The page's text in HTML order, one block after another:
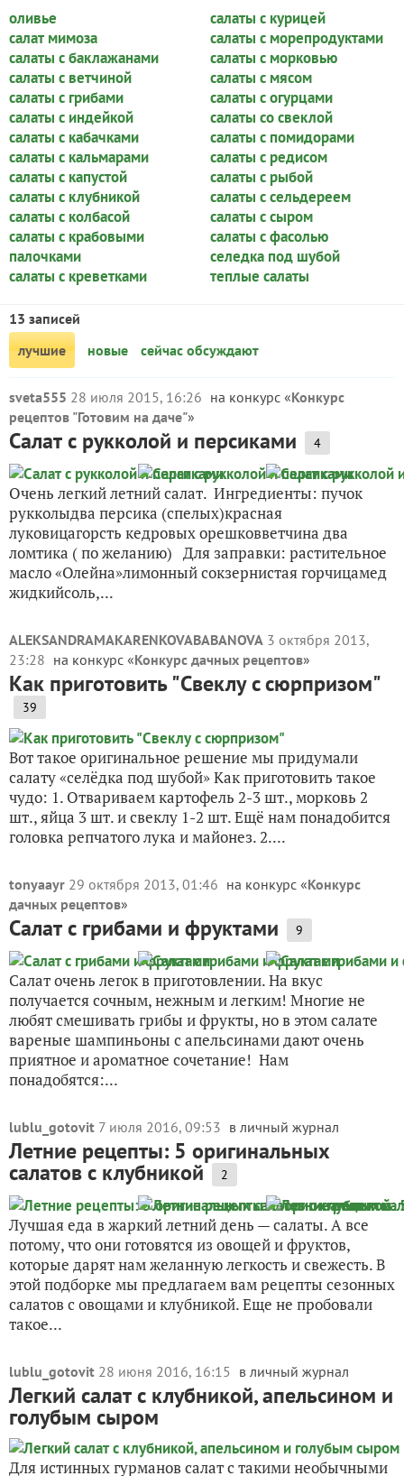
оливье
салат мимоза
салаты с баклажанами
салаты с ветчиной
салаты с грибами
салаты с индейкой
салаты с кабачками
салаты с кальмарами
салаты с капустой
салаты с клубникой
салаты с колбасой
салаты с крабовыми
палочками
салаты с креветками
салаты с курицей
салаты с морепродуктами
салаты с морковью
салаты с мясом
салаты с огурцами
салаты со свеклой
салаты с помидорами
салаты с редисом
салаты с рыбой
салаты с сельдереем
салаты с сыром
салаты с фасолью
селедка под шубой
теплые салаты
13 записей
лучшие
новые сейчас обсуждают
sveta555 28 июля 2015, 16:26 на конкурс «Конкурс
рецептов "Готовим на даче"»
Салат с рукколой и персиками 4
Очень легкий летний салат. Ингредиенты: пучок
рукколыдва персика (спелых)красная
луковицагорсть кедровых орешковветчина два
ломтика ( по желанию) Для заправки: растительное
масло «Олейна»лимонный сокзернистая горчицамед
жидкийсоль,...
ALEKSANDRAMAKARENKOVABABANOVA 3 октября 2013,
23:28 на конкурс «Конкурс дачных рецептов»
Как приготовить "Свеклу c сюрпризом"
39
Вот такое оригинальное решение мы придумали
салату «селёдка под шубой» Как приготовить такое
чудо: 1. Отвариваем картофель 2-3 шт., морковь 2
шт., яйца 3 шт. и свеклу 1-2 шт. Ещё нам понадобится
головка репчатого лука и майонез. 2....
tonyaayr 29 октября 2013, 01:46 на конкурс «Конкурс
дачных рецептов»
Салат с грибами и фруктами 9
Салат очень легок в приготовлении. На вкус
получается сочным, нежным и легким! Многие не
любят смешивать грибы и фрукты, но в этом салате
вареные шампиньоны с апельсинами дают очень
приятное и ароматное сочетание! Нам
понадобятся:...
lublu_gotovit 7 июля 2016, 09:53 в личный журнал
Летние рецепты: 5 оригинальных
салатов с клубникой 2
Лучшая еда в жаркий летний день — салаты. А все
потому, что они готовятся из овощей и фруктов,
которые дарят нам желанную легкость и свежесть. В
этой подборке мы предлагаем вам рецепты сезонных
салатов с овощами и клубникой. Еще не пробовали
такое...
lublu_gotovit 28 июня 2016, 16:15 в личный журнал
Легкий салат с клубникой, апельсином и
голубым сыром
Для истинных гурманов салат с такими необычными